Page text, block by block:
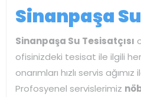
Sinanpaşa
Sinanpaşa Su Tesisatçısı
ofisinizdeki tesisat ile ilgili
onarımları hızlı servis
Profosyenel servislerimiz